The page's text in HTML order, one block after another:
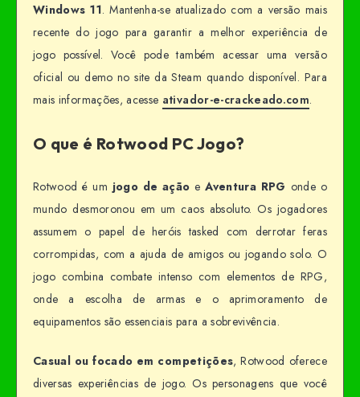
Windows 11. Mantenha-se atualizado com a versão mais
recente do jogo para garantir a melhor experiência de
jogo possível. Você pode também acessar uma versão
oficial ou demo no site da Steam quando disponível. Para
mais informações, acesse ativador-e-crackeado.com.
O que é Rotwood PC Jogo?
Rotwood é um jogo de ação eAventura RPG onde o
mundo desmoronou em um caos absoluto. Os jogadores
assumem o papel de heróis tasked com derrotar feras
corrompidas, com a ajuda de amigos ou jogando solo. O
jogo combina combate intenso com elementos de RPG,
onde a escolha de armas e o aprimoramento de
equipamentos são essenciais para a sobrevivência.
Casual ou focado em competições, Rotwood oferece
diversas experiências de jogo. Os personagens que você